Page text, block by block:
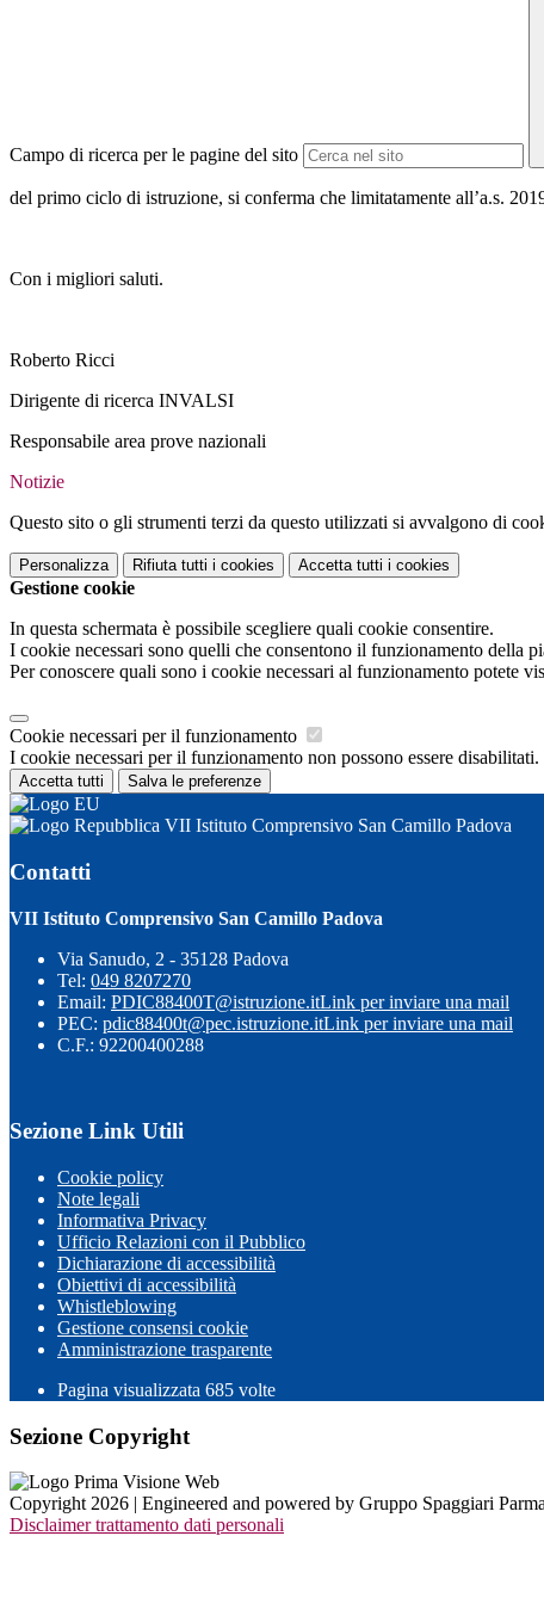
Campo di ricerca per le pagine del sito
del primo ciclo di istruzione, si conferma che limitatamente all’a.s.
Con i migliori saluti.
Roberto Ricci
Dirigente di ricerca INVALSI
Responsabile area prove nazionali
Notizie
Questo sito o gli strumenti terzi da questo utilizzati si avvalgono di
Personalizza Rifiuta tutti i cookies Accetta tutti i cookies
Gestione cookie
In questa schermata è possibile scegliere quali cookie consentire.
I cookie necessari sono quelli che consentono il funzionamento della
Per conoscere quali sono i cookie necessari al funzionamento potete
Cookie necessari per il funzionamento
I cookie necessari per il funzionamento non possono essere
Accetta tutti Salva le preferenze
VII Istituto Comprensivo San Camillo Padova
Contatti
VII Istituto Comprensivo San Camillo Padova
Via Sanudo, 2 - 35128 Padova
Tel: 049 8207270
Email: PDIC88400T@istruzione.itLink per inviare una mail
PEC: pdic88400t@pec.istruzione.itLink per inviare una mail
C.F.: 92200400288
Sezione Link Utili
Cookie policy
Note legali
Informativa Privacy
Ufficio Relazioni con il Pubblico
Dichiarazione di accessibilità
Obiettivi di accessibilità
Whistleblowing
Gestione consensi cookie
Amministrazione trasparente
Pagina visualizzata 685 volte
Sezione Copyright
Copyright 2026 | Engineered and powered by Gruppo Spaggiari
Disclaimer trattamento dati personali